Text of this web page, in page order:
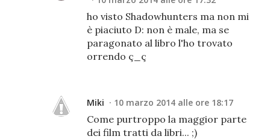
ho visto Shadowhunters ma non mi
è piaciuto D: non è male, ma se
paragonato al libro l'ho trovato
orrendo ç_ç
Miki 10 marzo 2014 alle ore 18:17
Come purtroppo la maggior parte
dei film tratti da libri... ;)